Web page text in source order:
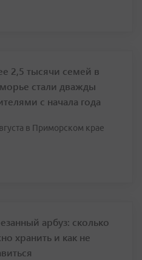
2,5 тысячи семей в
стали дважды
с начала года
в Приморском крае
арбуз: сколько
хранить и как не